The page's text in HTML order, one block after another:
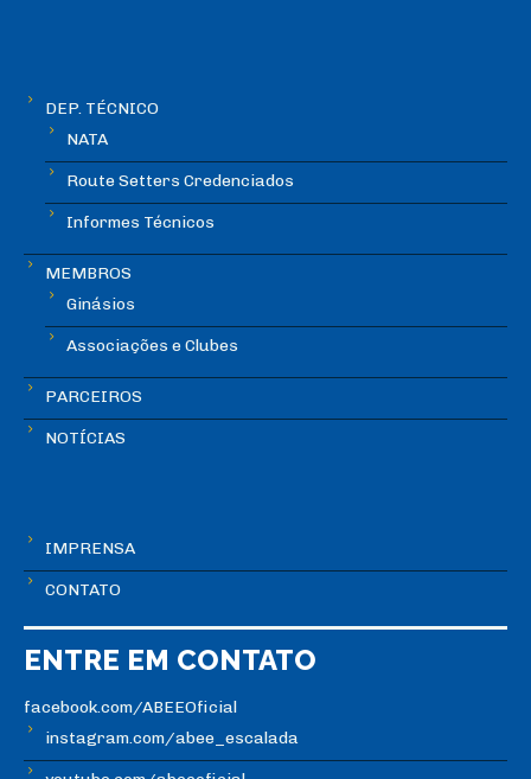
DEP. TÉCNICO
NATA
Route Setters Credenciados
Informes Técnicos
MEMBROS
Ginásios
Associações e Clubes
PARCEIROS
NOTÍCIAS
IMPRENSA
CONTATO
ENTRE EM CONTATO
facebook.com/ABEEOficial
instagram.com/abee_escalada